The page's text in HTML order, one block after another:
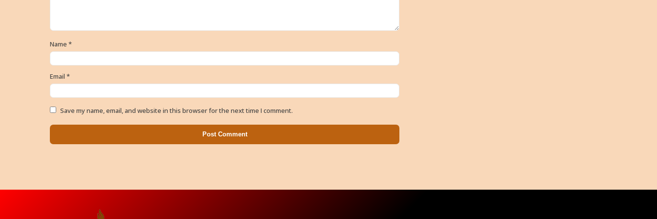
Name *
Email *
Save my name, email, and website in this browser for the next time I comment.